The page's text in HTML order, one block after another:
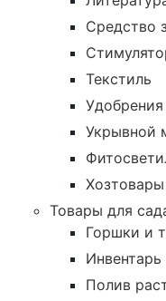
Средство
Текстиль
Удобрения
Укрывной
Хозтовары
Товары для
Горшки и
Инвентарь
Полив